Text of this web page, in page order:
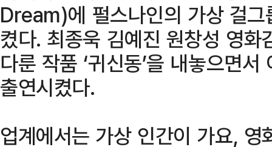
Dream)에 펄스나인의 가상 걸
켰다. 최종욱 김예진 원창성 영
다룬 작품 ‘귀신동’을 내놓으면
출연시켰다.
업계에서는 가상 인간이 가요,